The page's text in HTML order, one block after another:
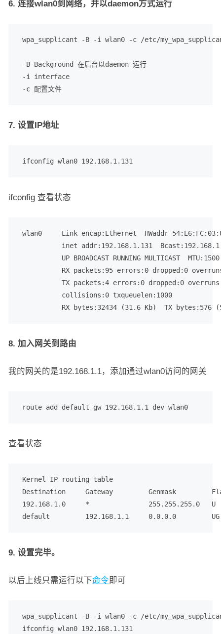
6. 连接wlan0到网络，并以daemon方式运行
wpa_supplicant -B -i wlan0 -c /etc/
-B Background 在后台以daemon 运行
-i interface
-c 配置文件
7. 设置IP地址
ifconfig wlan0 192.168.1.131
ifconfig 查看状态
wlan0     Link encap:Ethernet  HWaddr
inet addr:192.168.1.131
UP BROADCAST RUNNING MULTICAST
RX packets:95 errors:0 dropped:0
TX packets:4 errors:0 dropped:0
collisions:0 txqueuelen:1000
RX bytes:32434 (31.6 Kb)  TX bytes:576
8. 加入网关到路由
我的网关的是192.168.1.1，添加通过wlan0访问的网关
route add default gw 192.168.1.1 dev wlan0
查看状态
Kernel IP routing table
Destination     Gateway         Genmask
192.168.1.0     *               255.255.255.0   U
default         192.168.1.1     0.0.0.0
9. 设置完毕。
以后上线只需运行以下命令 即可
wpa_supplicant -B -i wlan0 -c /etc/
ifconfig wlan0 192.168.1.131